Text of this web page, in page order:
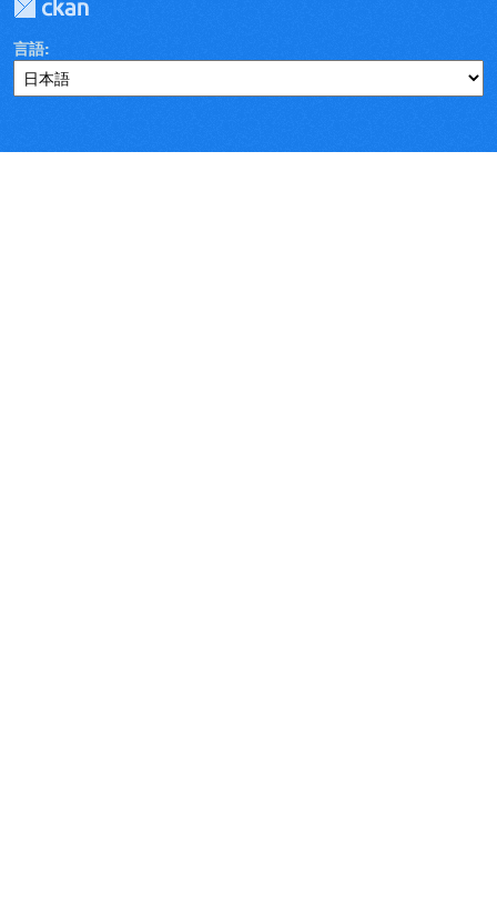
言語